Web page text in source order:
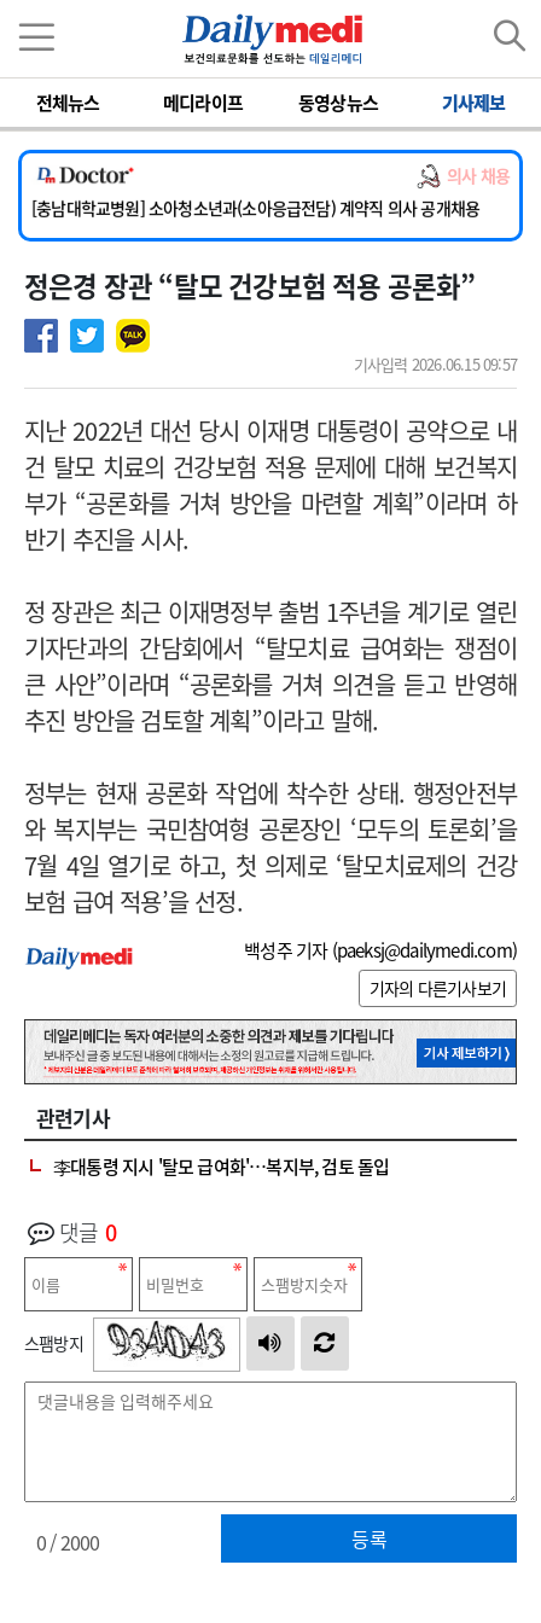
전체뉴스 메디라이프 동영상뉴스 기사제보
의사 채용
[서울아산병원] 2026년 하반기 인턴 모집
[영남대학교의료원] 마취통증의학과 임기제 임상의사 채용
[충남대학교병원] 소아청소년과(소아응급전담) 계약직 의사 공개채용
[동부병원] 계약직(응급의학과 전문의) 직원모집
[서울아산병원] 2026년 하반기 인턴 모집
[영남대학교의료원] 마취통증의학과 임기제 임상의사 채용
정은경 장관 “탈모 건강보험 적용 공론화”
기사입력 2026.06.15 09:57
지난 2022년 대선 당시 이재명 대통령이 공약으로 내
건 탈모 치료의 건강보험 적용 문제에 대해 보건복지
부가 “공론화를 거쳐 방안을 마련할 계획”이라며 하
반기 추진을 시사.
정 장관은 최근 이재명정부 출범 1주년을 계기로 열린
기자단과의 간담회에서 “탈모치료 급여화는 쟁점이
큰 사안”이라며 “공론화를 거쳐 의견을 듣고 반영해
추진 방안을 검토할 계획”이라고 말해.
정부는 현재 공론화 작업에 착수한 상태. 행정안전부
와 복지부는 국민참여형 공론장인 ‘모두의 토론회’을
7월 4일 열기로 하고, 첫 의제로 ‘탈모치료제의 건강
보험 급여 적용’을 선정.
백성주 기자 (paeksj@dailymedi.com)
기자의 다른기사보기
관련기사
李대통령 지시 '탈모 급여화'…복지부, 검토 돌입
댓글 0
스팸방지
등록
0/ 2000